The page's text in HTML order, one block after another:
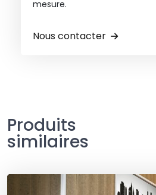
mesure.
Nous contacter
Produits
similaires